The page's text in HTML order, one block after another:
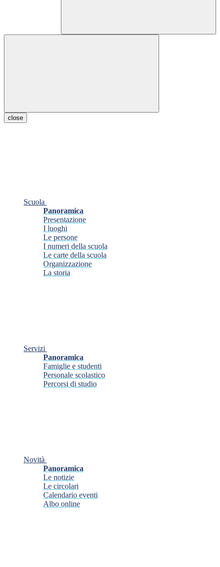
close
Scuola
Panoramica
Presentazione
I luoghi
Le persone
I numeri della scuola
Le carte della scuola
Organizzazione
La storia
Servizi
Panoramica
Famiglie e studenti
Personale scolastico
Percorsi di studio
Novità
Panoramica
Le notizie
Le circolari
Calendario eventi
Albo online